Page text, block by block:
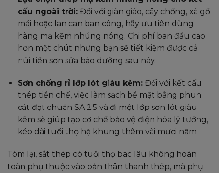
cấu ngoài trời:Đối với giàn giáo, cây chống, xà gồ
mái hoặc lan can ban công, hãy ưu tiên dùng
hàng mạ kẽm nhúng nóng. Chi phí ban đầu cao
hơn một chút nhưng bạn sẽ tiết kiệm được cả
núi tiền sơn sửa bảo dưỡng sau này.
Sơn chống rỉ lớp lót giàu kẽm:Đối với kết cấu
thép tiền chế, việc làm sạch bề mặt bằng phun
cát đạt chuẩn SA 2.5 và đi một lớp sơn lót giàu
kẽm sẽ giúp tạo cơ chế bảo vệ điện hóa lý tưởng,
kéo dài tuổi thọ hệ khung thêm vài mươi năm.
Tóm lại, sắt thép có tuổi thọ bao lâu không hoàn
toàn phụ thuộc vào bản thân thanh thép, mà phụ